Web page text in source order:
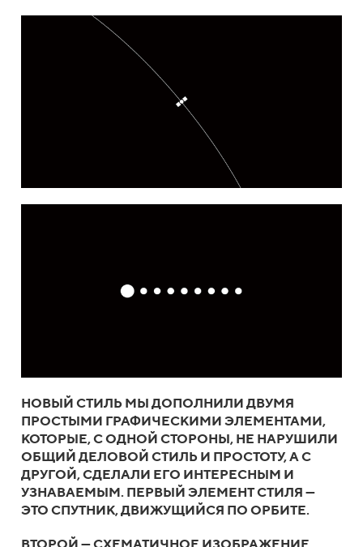
НОВЫЙ СТИЛЬ МЫ ДОПОЛНИЛИ ДВУМЯ
ПРОСТЫМИ ГРАФИЧЕСКИМИ ЭЛЕМЕНТАМИ,
КОТОРЫЕ, С ОДНОЙ СТОРОНЫ, НЕ НАРУШИЛИ
ОБЩИЙ ДЕЛОВОЙ СТИЛЬ И ПРОСТОТУ, А С
ДРУГОЙ, СДЕЛАЛИ ЕГО ИНТЕРЕСНЫМ И
УЗНАВАЕМЫМ. ПЕРВЫЙ ЭЛЕМЕНТ СТИЛЯ —
ЭТО СПУТНИК, ДВИЖУЩИЙСЯ ПО ОРБИТЕ.
ВТОРОЙ — СХЕМАТИЧНОЕ ИЗОБРАЖЕНИЕ